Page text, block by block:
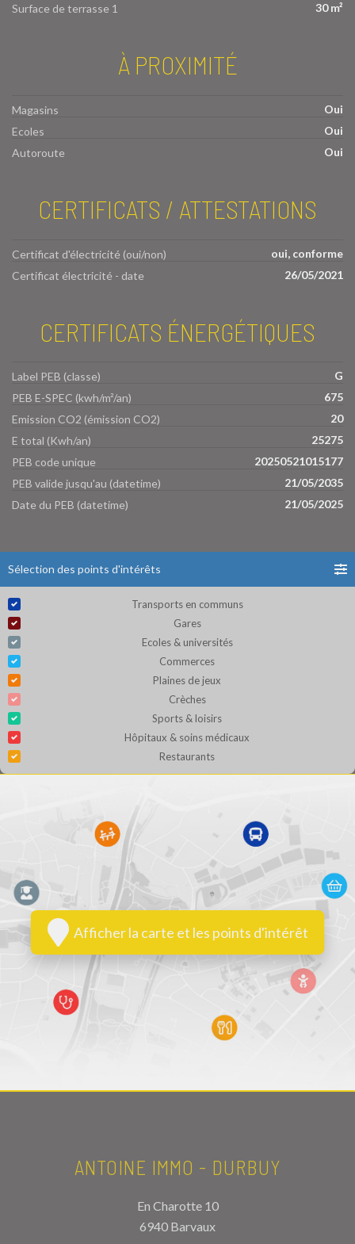
Surface de terrasse 1 30 m²
À PROXIMITÉ
Magasins
Oui
Ecoles
Oui
Autoroute
Oui
CERTIFICATS / ATTESTATIONS
Certificat d'électricité (oui/non)
oui, conforme
Certificat électricité - date
26/05/2021
CERTIFICATS ÉNERGÉTIQUES
Label PEB (classe)
G
PEB E-SPEC (kwh/m²/an)
675
Emission CO2 (émission CO2)
20
E total (Kwh/an)
25275
PEB code unique
20250521015177
PEB valide jusqu'au (datetime)
21/05/2035
Date du PEB (datetime)
21/05/2025
Sélection des points d'intérêts
Transports en communs
Gares
Ecoles & universités
Commerces
Plaines de jeux
Crèches
Sports & loisirs
Hôpitaux & soins médicaux
Restaurants
Afficher la carte et les points d'intérêt
ANTOINE IMMO - DURBUY
En Charotte 10
6940 Barvaux